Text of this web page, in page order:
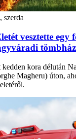
szerda
vesztette egy
kedden kora délután
Magheru) úton,